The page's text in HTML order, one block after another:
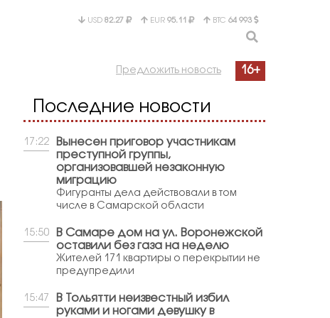
USD 82.27 EUR 95.11 BTC 64 993
Предложить новость 16+
Последние новости
17:22
Вынесен приговор участникам
преступной группы,
организовавшей незаконную
миграцию
Фигуранты дела действовали в том
числе в Самарской области
15:50
В Самаре дом на ул. Воронежской
оставили без газа на неделю
Жителей 171 квартиры о перекрытии не
предупредили
15:47
В Тольятти неизвестный избил
руками и ногами девушку в